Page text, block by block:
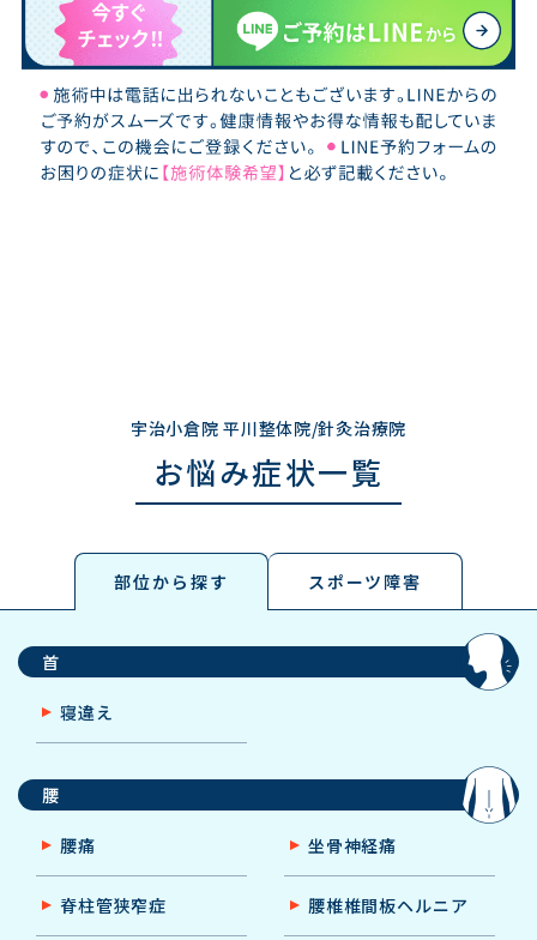
宇治小倉院 平川整体院/針灸治療院
お悩み症状一覧
部位から探す スポーツ障害
首
寝違え
腰
腰痛 坐骨神経痛
脊柱管狭窄症 腰椎椎間板ヘルニア